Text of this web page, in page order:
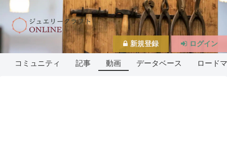
コミュニティ 記事 動画 データベース ロード
新規登録 ログイン